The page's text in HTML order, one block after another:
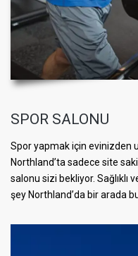
SPOR SALONU
Spor yapmak için evinizden
Northland’ta sadece site
salonu sizi bekliyor. Sağlıklı
şey Northland’da bir arada